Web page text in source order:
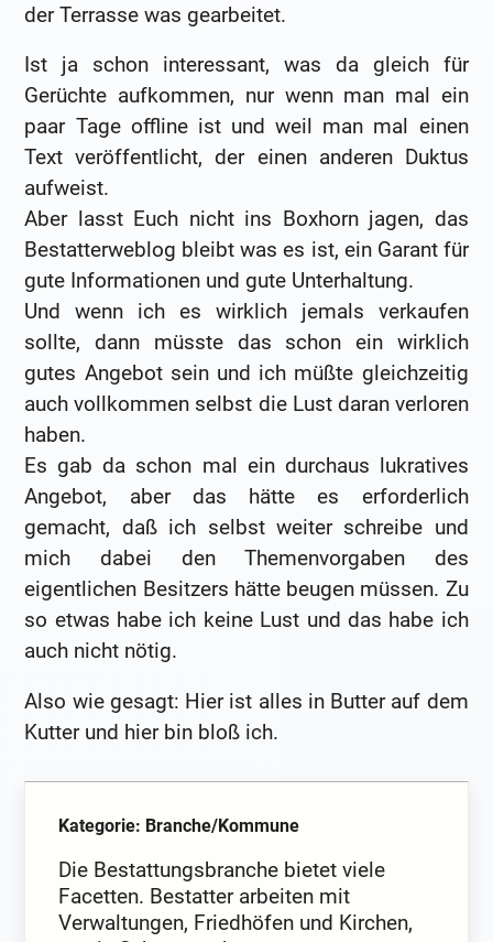
der Terrasse was gearbeitet.
Ist ja schon interessant, was da gleich für
Gerüchte aufkommen, nur wenn man mal ein
paar Tage offline ist und weil man mal einen
Text veröffentlicht, der einen anderen Duktus
aufweist.
Aber lasst Euch nicht ins Boxhorn jagen, das
Bestatterweblog bleibt was es ist, ein Garant für
gute Informationen und gute Unterhaltung.
Und wenn ich es wirklich jemals verkaufen
sollte, dann müsste das schon ein wirklich
gutes Angebot sein und ich müßte gleichzeitig
auch vollkommen selbst die Lust daran verloren
haben.
Es gab da schon mal ein durchaus lukratives
Angebot, aber das hätte es erforderlich
gemacht, daß ich selbst weiter schreibe und
mich dabei den Themenvorgaben des
eigentlichen Besitzers hätte beugen müssen. Zu
so etwas habe ich keine Lust und das habe ich
auch nicht nötig.
Also wie gesagt: Hier ist alles in Butter auf dem
Kutter und hier bin bloß ich.
Kategorie: Branche/Kommune
Die Bestattungsbranche bietet viele
Facetten. Bestatter arbeiten mit
Verwaltungen, Friedhöfen und Kirchen,